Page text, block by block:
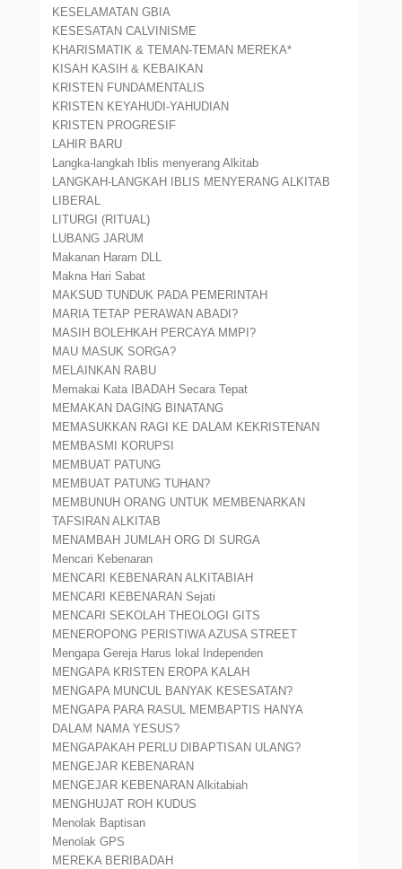
KESELAMATAN GBIA
KESESATAN CALVINISME
KHARISMATIK & TEMAN-TEMAN MEREKA*
KISAH KASIH & KEBAIKAN
KRISTEN FUNDAMENTALIS
KRISTEN KEYAHUDI-YAHUDIAN
KRISTEN PROGRESIF
LAHIR BARU
Langka-langkah Iblis menyerang Alkitab
LANGKAH-LANGKAH IBLIS MENYERANG ALKITAB
LIBERAL
LITURGI (RITUAL)
LUBANG JARUM
Makanan Haram DLL
Makna Hari Sabat
MAKSUD TUNDUK PADA PEMERINTAH
MARIA TETAP PERAWAN ABADI?
MASIH BOLEHKAH PERCAYA MMPI?
MAU MASUK SORGA?
MELAINKAN RABU
Memakai Kata IBADAH Secara Tepat
MEMAKAN DAGING BINATANG
MEMASUKKAN RAGI KE DALAM KEKRISTENAN
MEMBASMI KORUPSI
MEMBUAT PATUNG
MEMBUAT PATUNG TUHAN?
MEMBUNUH ORANG UNTUK MEMBENARKAN
TAFSIRAN ALKITAB
MENAMBAH JUMLAH ORG DI SURGA
Mencari Kebenaran
MENCARI KEBENARAN ALKITABIAH
MENCARI KEBENARAN Sejati
MENCARI SEKOLAH THEOLOGI GITS
MENEROPONG PERISTIWA AZUSA STREET
Mengapa Gereja Harus lokal Independen
MENGAPA KRISTEN EROPA KALAH
MENGAPA MUNCUL BANYAK KESESATAN?
MENGAPA PARA RASUL MEMBAPTIS HANYA
DALAM NAMA YESUS?
MENGAPAKAH PERLU DIBAPTISAN ULANG?
MENGEJAR KEBENARAN
MENGEJAR KEBENARAN Alkitabiah
MENGHUJAT ROH KUDUS
Menolak Baptisan
Menolak GPS
MEREKA BERIBADAH